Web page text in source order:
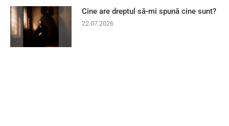
Cine are dreptul să-mi spună cine sunt?
22.07.2026